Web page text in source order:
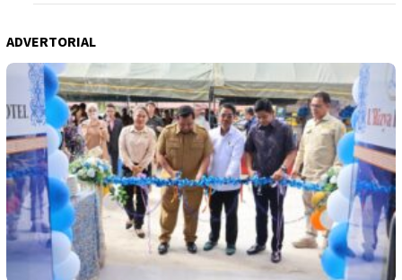
ADVERTORIAL